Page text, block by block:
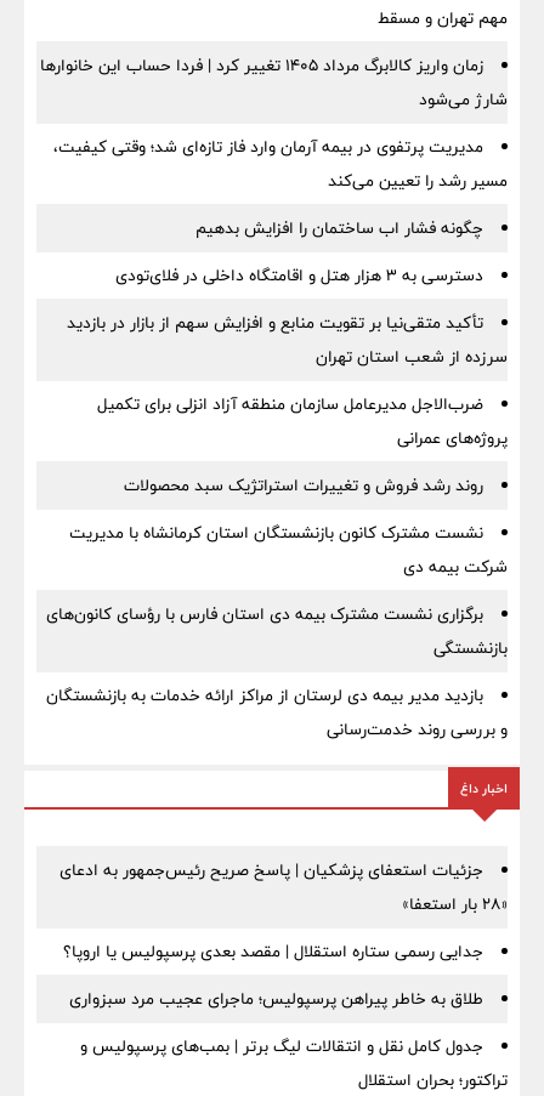
مهم تهران و مسقط
زمان واریز کالابرگ مرداد ۱۴۰۵ تغییر کرد | فردا حساب این خانوارها
شارژ می‌شود
مدیریت پرتفوی در بیمه آرمان وارد فاز تازه‌ای شد؛ وقتی کیفیت،
مسیر رشد را تعیین می‌کند
چگونه فشار اب ساختمان را افزایش بدهیم
دسترسی به ۳ هزار هتل و اقامتگاه داخلی در فلای‌تودی
تأکید متقی‌نیا بر تقویت منابع و افزایش سهم از بازار در بازدید
سرزده از شعب استان تهران
ضرب‌الاجل مدیرعامل سازمان منطقه آزاد انزلی برای تكمیل
پروژه‌های عمرانی
روند رشد فروش و تغییرات استراتژیک سبد محصولات
نشست مشترک کانون بازنشستگان استان کرمانشاه با مدیریت
شرکت بیمه دی
برگزاری نشست مشترک بیمه دی استان فارس با رؤسای کانون‌های
بازنشستگی
بازدید مدیر بیمه دی لرستان از مراکز ارائه خدمات به بازنشستگان
و بررسی روند خدمت‌رسانی
اخبار داغ
جزئیات استعفای پزشکیان | پاسخ صریح رئیس‌جمهور به ادعای
«۲۸ بار استعفا»
جدایی رسمی ستاره استقلال | مقصد بعدی پرسپولیس یا اروپا؟
طلاق به خاطر پیراهن پرسپولیس؛ ماجرای عجیب مرد سبزواری
جدول کامل نقل و انتقالات لیگ برتر | بمب‌های پرسپولیس و
تراکتور؛ بحران استقلال